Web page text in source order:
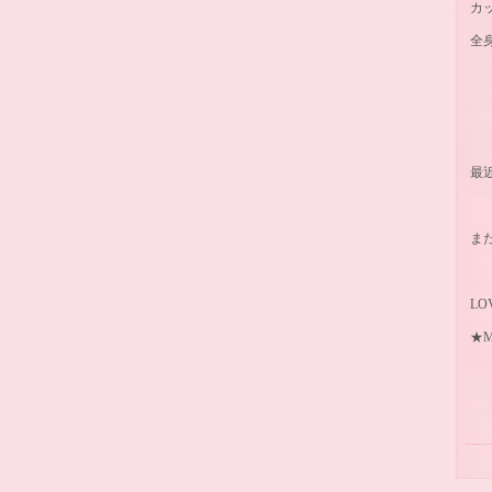
カ
全
最
ま